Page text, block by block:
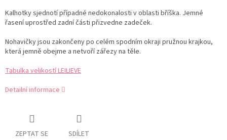
Kalhotky sjednotí případné nedokonalosti v oblasti bříška. Jemné
řasení uprostřed zadní části přizvedne zadeček.
Nohavičky jsou zakončeny po celém spodním okraji pružnou krajkou,
která jemně obejme a netvoří zářezy na těle.
Tabulka velikostí LEILIEVE
Detailní informace
ZEPTAT SE SDÍLET